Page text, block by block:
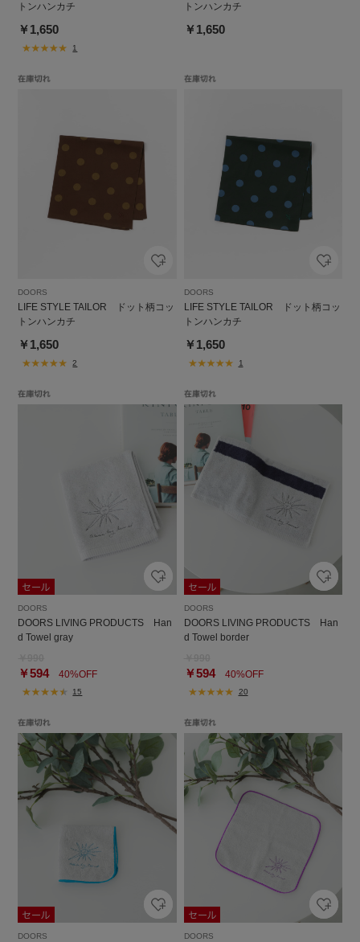
トンハンカチ
￥1,650
1
トンハンカチ
￥1,650
DOORS
LIFE STYLE TAILOR ドット柄コッ
トンハンカチ
￥1,650
2
DOORS
LIFE STYLE TAILOR ドット柄コッ
トンハンカチ
￥1,650
1
DOORS
DOORS LIVING PRODUCTS Han
d Towel gray
￥59440%OFF
15
DOORS
DOORS LIVING PRODUCTS Han
d Towel border
￥59440%OFF
20
DOORS DOORS